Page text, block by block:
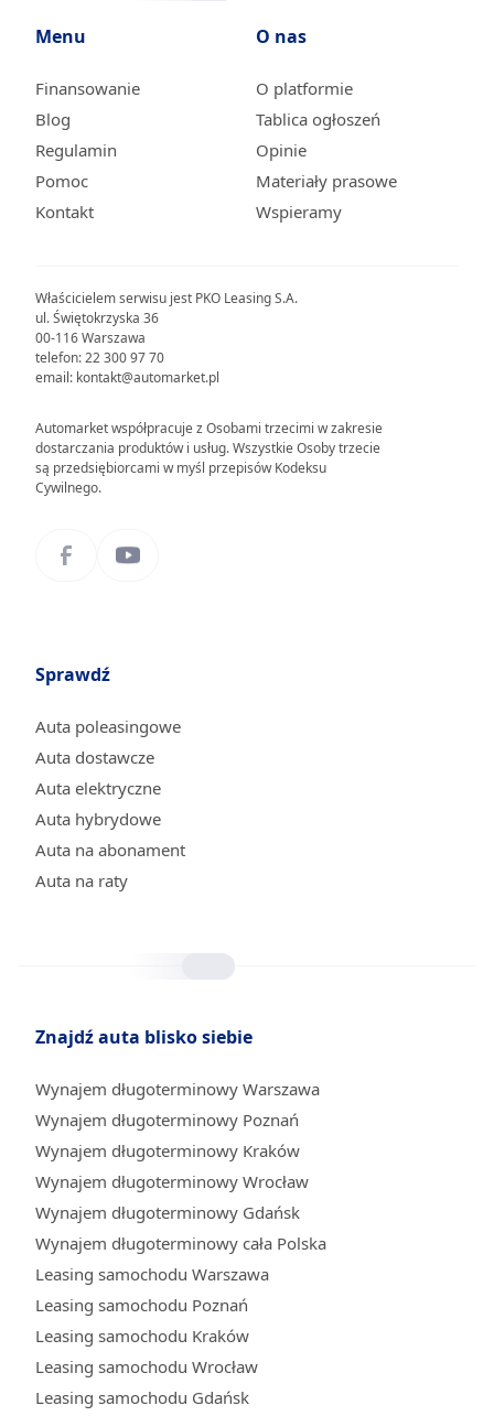
Właścicielem serwisu jest PKO Leasing S.A.
ul. Świętokrzyska 36
00-116 Warszawa
telefon: 22 300 97 70
email: kontakt@automarket.pl
Automarket współpracuje z Osobami trzecimi w zakresie
dostarczania produktów i usług. Wszystkie Osoby trzecie
są przedsiębiorcami w myśl przepisów Kodeksu
Cywilnego.
Menu
Finansowanie
Blog
Regulamin
Pomoc
Kontakt
O nas
O platformie
Tablica ogłoszeń
Opinie
Materiały prasowe
Wspieramy
Sprawdź
Auta poleasingowe
Auta dostawcze
Auta elektryczne
Auta hybrydowe
Auta na abonament
Auta na raty
Znajdź auta blisko siebie
Wynajem długoterminowy Warszawa
Wynajem długoterminowy Poznań
Wynajem długoterminowy Kraków
Wynajem długoterminowy Wrocław
Wynajem długoterminowy Gdańsk
Wynajem długoterminowy cała Polska
Leasing samochodu Warszawa
Leasing samochodu Poznań
Leasing samochodu Kraków
Leasing samochodu Wrocław
Leasing samochodu Gdańsk